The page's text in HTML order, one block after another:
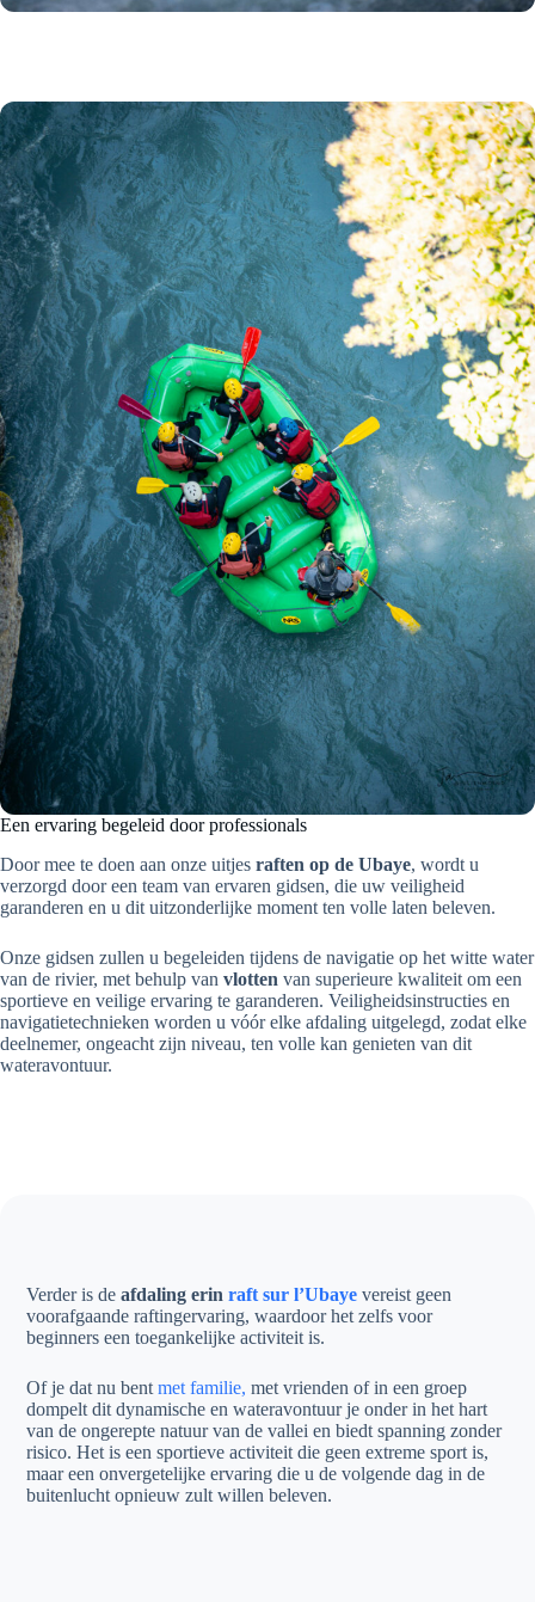
Een ervaring begeleid door professionals
Door mee te doen aan onze uitjes raften op de Ubaye, wordt u
verzorgd door een team van ervaren gidsen, die uw veiligheid
garanderen en u dit uitzonderlijke moment ten volle laten beleven.
Onze gidsen zullen u begeleiden tijdens de navigatie op het witte water
van de rivier, met behulp van vlotten van superieure kwaliteit om een
sportieve en veilige ervaring te garanderen. Veiligheidsinstructies en
navigatietechnieken worden u vóór elke afdaling uitgelegd, zodat elke
deelnemer, ongeacht zijn niveau, ten volle kan genieten van dit
wateravontuur.
Verder is deafdaling erinraft sur l’Ubaye vereist geen
voorafgaande raftingervaring, waardoor het zelfs voor
beginners een toegankelijke activiteit is.
Of je dat nu bentmet familie, met vrienden of in een groep
dompelt dit dynamische en wateravontuur je onder in het hart
van de ongerepte natuur van de vallei en biedt spanning zonder
risico. Het is een sportieve activiteit die geen extreme sport is,
maar een onvergetelijke ervaring die u de volgende dag in de
buitenlucht opnieuw zult willen beleven.